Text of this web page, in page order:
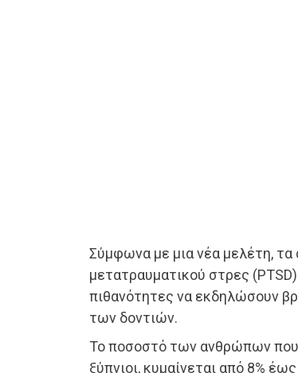
Σύμφωνα με μια νέα μελέτη, τα
μετατραυματικού στρες
πιθανότητες να εκδηλώσουν
των δοντιών.
Το ποσοστό των ανθρώπων που
ξύπνιοι, κυμαίνεται από 8%